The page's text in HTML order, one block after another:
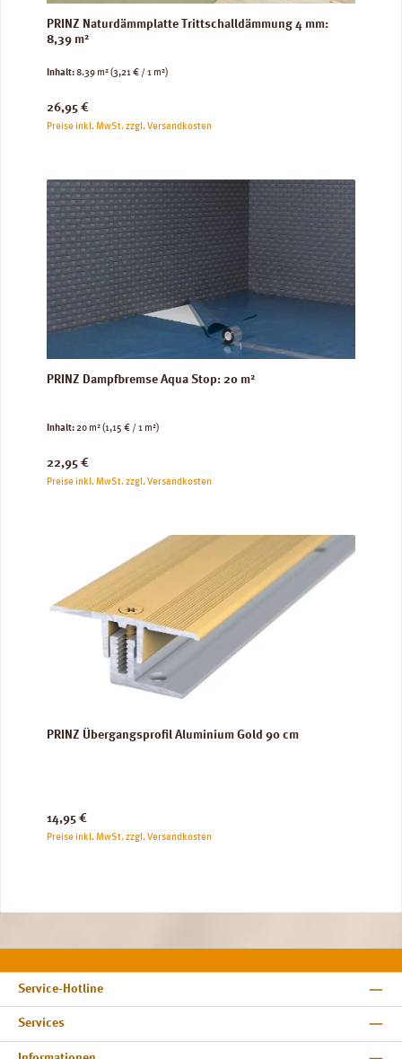
PRINZ Naturdämmplatte Trittschalldämmung 4 mm:
8,39 m²
Inhalt:8.39 m²(3,21 € / 1 m²)
Regulärer Preis:
26,95 €
Preise inkl. MwSt. zzgl. Versandkosten
PRINZ Dampfbremse Aqua Stop: 20 m²
Inhalt:20 m²(1,15 € / 1 m²)
Regulärer Preis:
22,95 €
Preise inkl. MwSt. zzgl. Versandkosten
PRINZ Übergangsprofil Aluminium Gold 90 cm
Regulärer Preis:
14,95 €
Preise inkl. MwSt. zzgl. Versandkosten
Service-Hotline
Services